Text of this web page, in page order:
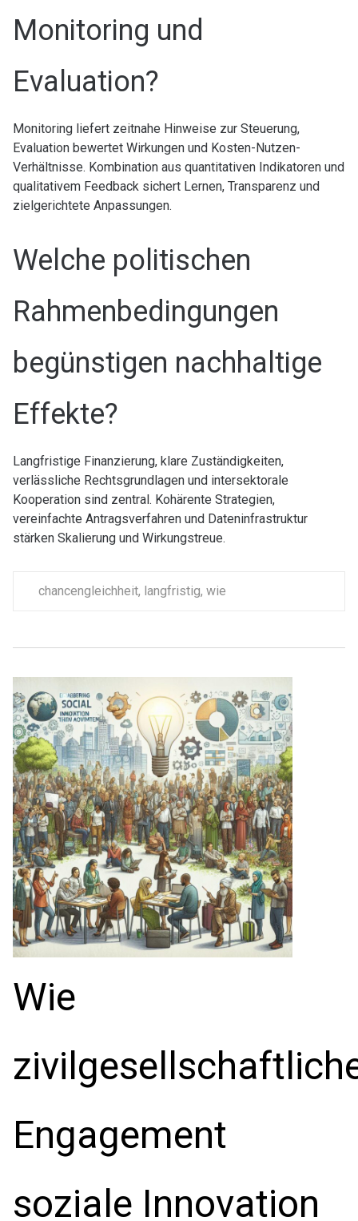
Monitoring und
Evaluation?
Monitoring liefert zeitnahe Hinweise zur Steuerung,
Evaluation bewertet Wirkungen und Kosten-Nutzen-
Verhältnisse. Kombination aus quantitativen Indikatoren und
qualitativem Feedback sichert Lernen, Transparenz und
zielgerichtete Anpassungen.
Welche politischen
Rahmenbedingungen
begünstigen nachhaltige
Effekte?
Langfristige Finanzierung, klare Zuständigkeiten,
verlässliche Rechtsgrundlagen und intersektorale
Kooperation sind zentral. Kohärente Strategien,
vereinfachte Antragsverfahren und Dateninfrastruktur
stärken Skalierung und Wirkungstreue.
chancengleichheit, langfristig, wie
Wie
Engagement
soziale Innovation